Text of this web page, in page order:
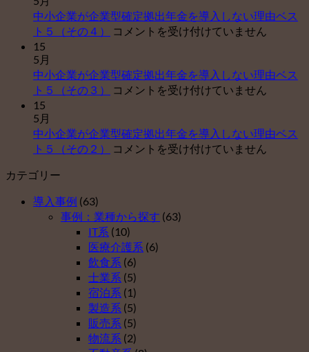
申
ー
中小企業が企業型確定拠出年金を導入しない理由ベス
ト５（その４）
中
業
が
型
確
年
金
を
導
入
し
な
い
理
コメントを受け付けていません
15
5月
中小企業が企業型確定拠出年金を導入しない理由ベス
ト５（その３）
中
業
が
確
定
拠
出
年
金
を
導
入
し
コメントを受け付けていません
15
5月
中小企業が企業型確定拠出年金を導入しない理由ベス
ト５（その２）
中
企
業
型
確
定
拠
出
年
金
コメントを受け付けていません
カテゴリー
導入事例 (63)
事例：業種から探す (63)
IT系 (10)
医療介護系 (6)
飲食系 (6)
士業系 (5)
宿泊系 (1)
製造系 (5)
販売系 (5)
物流系 (2)